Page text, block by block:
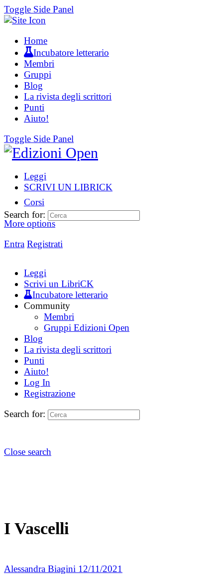
Toggle Side Panel
Home
Incubatore letterario
Membri
Gruppi
Blog
La rivista degli scrittori
Punti
Aiuto!
Toggle Side Panel
Leggi
SCRIVI UN LIBRICK
Corsi
More options
Entra Registrati
Search for:
Leggi
Scrivi un LibriCK
Incubatore letterario
Community
Membri
Gruppi Edizioni Open
Blog
La rivista degli scrittori
Punti
Aiuto!
Log In
Registrazione
Search for:
Close search
I Vascelli
Alessandra Biagini 12/11/2021